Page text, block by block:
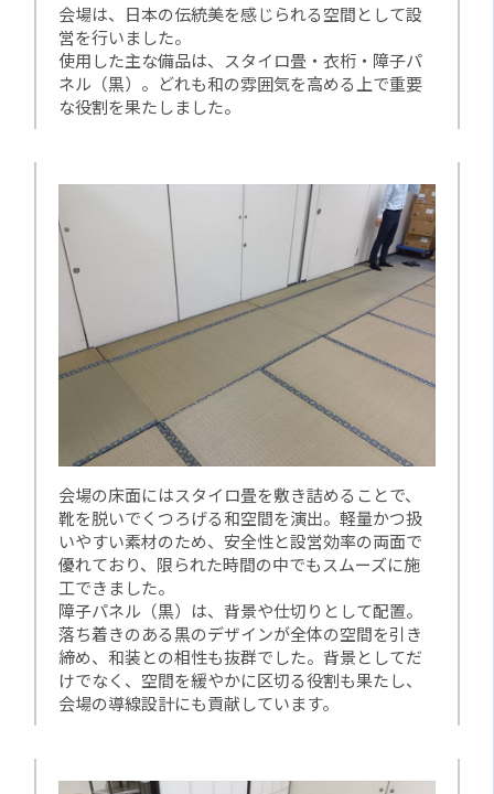
会場は、日本の伝統美を感じられる空間として設
営を行いました。
使用した主な備品は、スタイロ畳・衣桁・障子パ
ネル（黒）。どれも和の雰囲気を高める上で重要
な役割を果たしました。
会場の床面にはスタイロ畳を敷き詰めることで、
靴を脱いでくつろげる和空間を演出。軽量かつ扱
いやすい素材のため、安全性と設営効率の両面で
優れており、限られた時間の中でもスムーズに施
工できました。
障子パネル（黒）は、背景や仕切りとして配置。
落ち着きのある黒のデザインが全体の空間を引き
締め、和装との相性も抜群でした。背景としてだ
けでなく、空間を緩やかに区切る役割も果たし、
会場の導線設計にも貢献しています。